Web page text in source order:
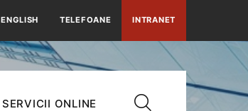
ENGLISH TELEFOANE INTRANET
SERVICII ONLINE